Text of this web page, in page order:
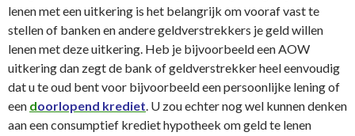
lenen met een uitkering is het belangrijk om vooraf vast te
stellen of banken en andere geldverstrekkers je geld willen
lenen met deze uitkering. Heb je bijvoorbeeld een AOW
uitkering dan zegt de bank of geldverstrekker heel eenvoudig
dat u te oud bent voor bijvoorbeeld een persoonlijke lening of
een doorlopend krediet. U zou echter nog wel kunnen denken
aan een consumptief krediet hypotheek om geld te lenen